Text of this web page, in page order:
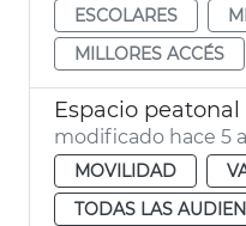
ESCOLARES
MILLORES ACCÉS
Espacio
modificado hace 5
MOVILIDAD
TODAS LAS